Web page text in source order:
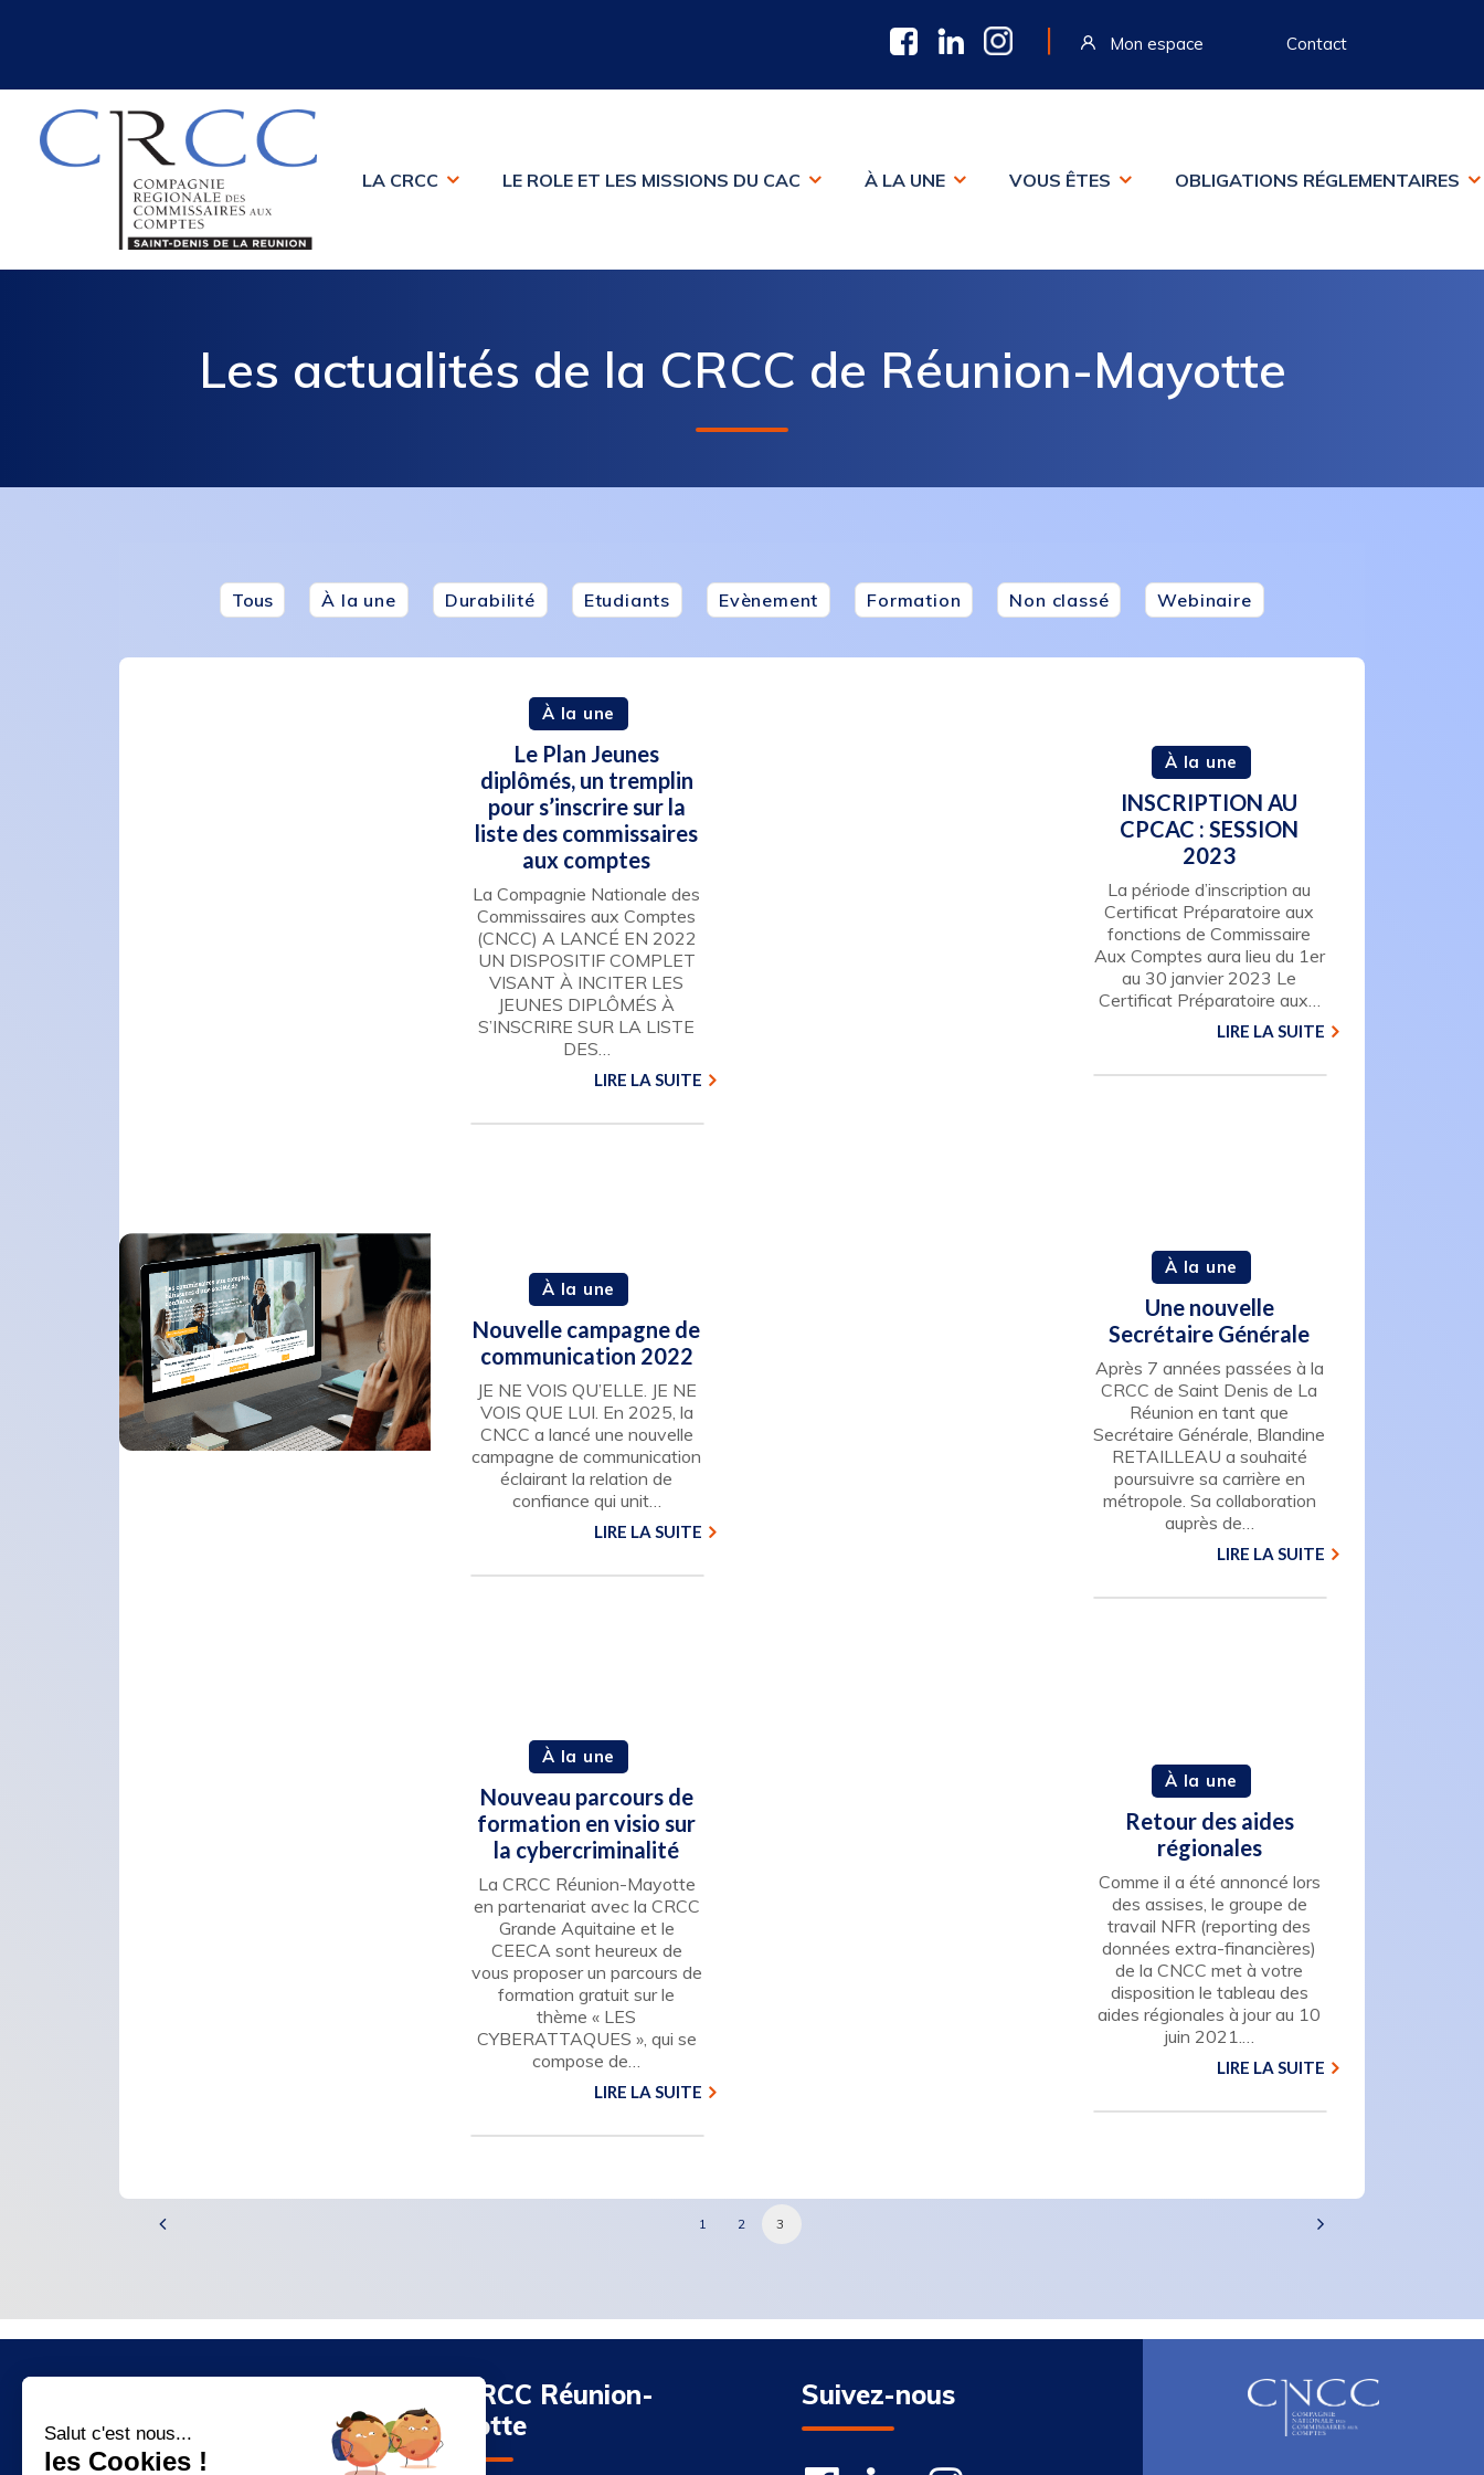
| Mon espace Contact
LA CRCC LE ROLE ET LES MISSIONS DU CAC À LA UNE VOUS ÊTES OBLIGATIONS RÉGLEMENTAIRES
Les actualités de la CRCC de Réunion-Mayotte
Tous À la une Durabilité Etudiants Evènement Formation Non classé Webinaire
À la une
Le Plan Jeunes
diplômés, un tremplin
pour s’inscrire sur la
liste des commissaires
aux comptes
La Compagnie Nationale des
Commissaires aux Comptes
(CNCC) A LANCÉ EN 2022
UN DISPOSITIF COMPLET
VISANT À INCITER LES
JEUNES DIPLÔMÉS À
S’INSCRIRE SUR LA LISTE
DES…
LIRE LA SUITE
À la une
INSCRIPTION AU
CPCAC : SESSION
2023
La période d’inscription au
Certificat Préparatoire aux
fonctions de Commissaire
Aux Comptes aura lieu du 1er
au 30 janvier 2023 Le
Certificat Préparatoire aux…
LIRE LA SUITE
À la une
Nouvelle campagne de
communication 2022
JE NE VOIS QU’ELLE. JE NE
VOIS QUE LUI. En 2025, la
CNCC a lancé une nouvelle
campagne de communication
éclairant la relation de
confiance qui unit…
LIRE LA SUITE
À la une
Une nouvelle
Secrétaire Générale
Après 7 années passées à la
CRCC de Saint Denis de La
Réunion en tant que
Secrétaire Générale, Blandine
RETAILLEAU a souhaité
poursuivre sa carrière en
métropole. Sa collaboration
auprès de…
LIRE LA SUITE
À la une
Nouveau parcours de
formation en visio sur
la cybercriminalité
La CRCC Réunion-Mayotte
en partenariat avec la CRCC
Grande Aquitaine et le
CEECA sont heureux de
vous proposer un parcours de
formation gratuit sur le
thème « LES
CYBERATTAQUES », qui se
compose de…
LIRE LA SUITE
À la une
Retour des aides
régionales
Comme il a été annoncé lors
des assises, le groupe de
travail NFR (reporting des
données extra-financières)
de la CNCC met à votre
disposition le tableau des
aides régionales à jour au 10
juin 2021.…
LIRE LA SUITE
1 2 3
La CRCC Réunion-
Mayotte
Suivez-nous
Salut c'est nous...
les Cookies !